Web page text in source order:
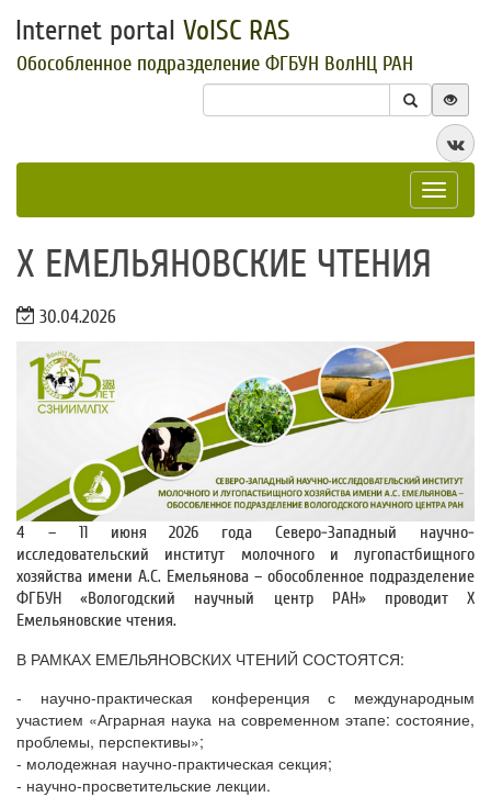
Internet portal VolSC RAS
Обособленное подразделение ФГБУН ВолНЦ РАН
Toggle
​X ЕМЕЛЬЯНОВСКИЕ ЧТЕНИЯ
30.04.2026
4 – 11 июня 2026 года Северо-Западный научно-
исследовательский институт молочного и лугопастбищного
хозяйства имени А.С. Емельянова – обособленное подразделение
ФГБУН «Вологодский научный центр РАН» проводит X
Емельяновские чтения.
В РАМКАХ ЕМЕЛЬЯНОВСКИХ ЧТЕНИЙ СОСТОЯТСЯ:
- научно-практическая конференция с международным
участием «Аграрная наука на современном этапе: состояние,
проблемы, перспективы»;
- молодежная научно-практическая секция;
- научно-просветительские лекции.